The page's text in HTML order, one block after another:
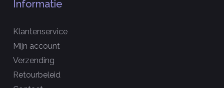
Informatie
Klantenservice
Mijn account
Verzending
Retourbeleid